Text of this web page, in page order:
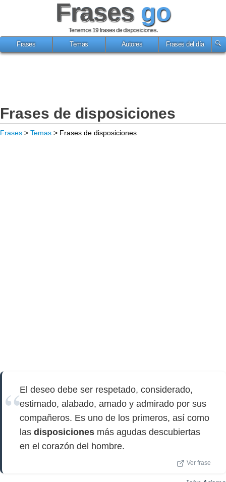
Frases go
Tenemos 19frases de disposiciones.
Frases
Temas Autores Frases del día
Frases de disposiciones
Frases > Temas > Frases de disposiciones
El deseo debe ser respetado, considerado,
estimado, alabado, amado y admirado por sus
compañeros. Es uno de los primeros, así como
las disposiciones más agudas descubiertas
en el corazón del hombre.
Ver frase